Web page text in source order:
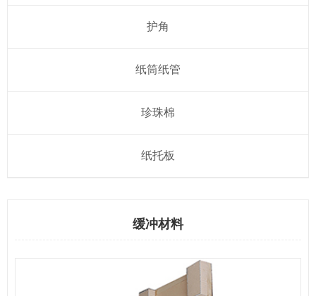
护角
纸筒纸管
珍珠棉
纸托板
缓冲材料